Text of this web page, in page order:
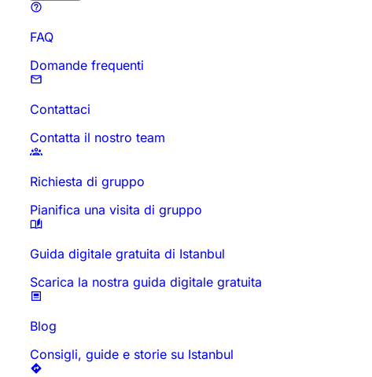
FAQ
Domande frequenti
Contattaci
Contatta il nostro team
Richiesta di gruppo
Pianifica una visita di gruppo
Guida digitale gratuita di Istanbul
Scarica la nostra guida digitale gratuita
Blog
Consigli, guide e storie su Istanbul